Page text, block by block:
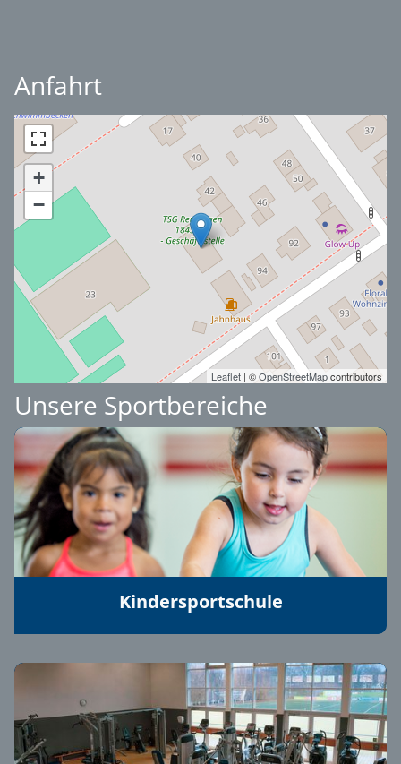
Anfahrt
+
−
Leaflet | ©OpenStreetMapcontributors
Unsere Sportbereiche
Kindersportschule